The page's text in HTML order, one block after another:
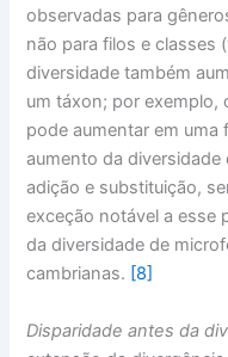
observadas para
não para filos e classes
diversidade também
um táxon; por exemplo,
pode aumentar em uma
aumento da
adição e substituição,
exceção notável a esse
da diversidade de
cambrianas. [8]
Disparidade antes da